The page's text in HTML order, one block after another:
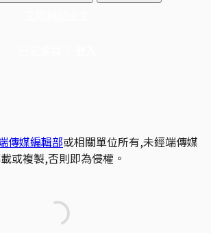
傳媒編輯部或相關單位所有,未經端傳媒
或複製,否則即為侵權。